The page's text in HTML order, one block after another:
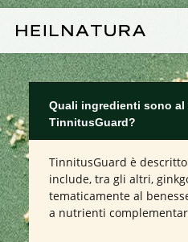
Quali ingredienti sono al
TinnitusGuard?
TinnitusGuard è
include, tra gli altri,
tematicamente al
a nutrienti